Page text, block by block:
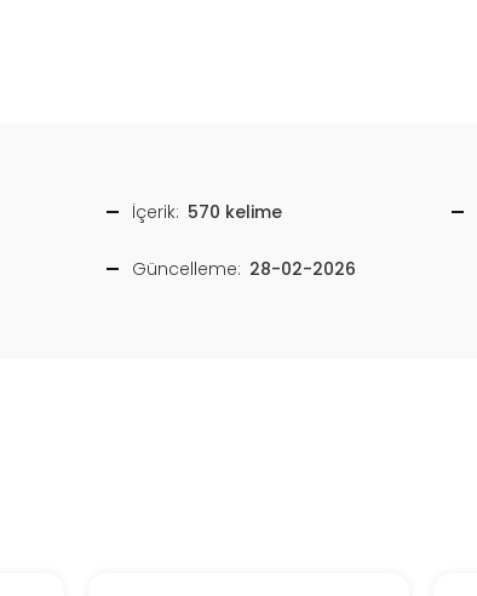
İçerik: 570 kelime
Güncelleme: 28-02-2026